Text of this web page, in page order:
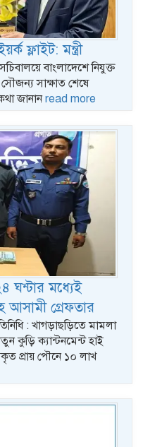
ফ্লাইট: মন্ত্রী
বাংলাদেশে নিযুক্ত
সৌজন্য সাক্ষাত শেষে
জানানread more
ঘন্টার মধ্যেই
আসামী গ্রেফতার
: খাগড়াছড়িতে মামলা
কুড়ি ক্যান্টনমেন্ট হাই
প্রায় পৌনে ১০ লাখ